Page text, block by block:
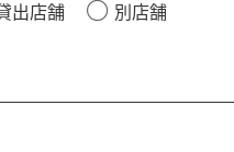
出店舗 別店舗